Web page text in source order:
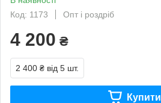
Код: 1173
Опт і роздріб
4 200 ₴
2 400 ₴ від 5 шт.
Купити